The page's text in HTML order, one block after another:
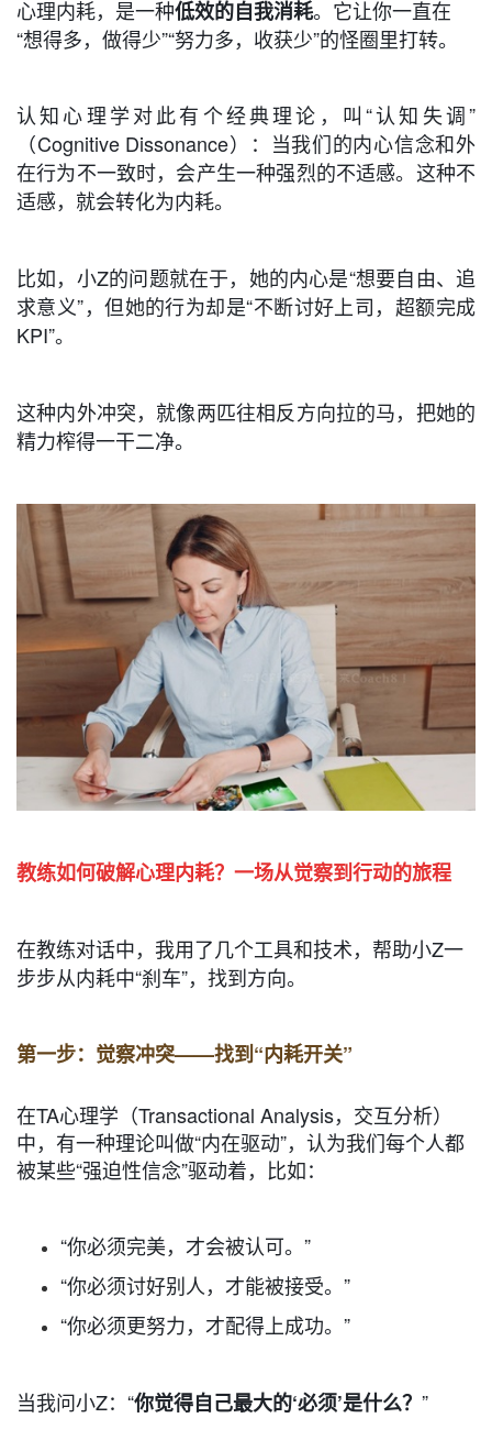
心理内耗，是一种低效的自我消耗。它让你一直在
“想得多，做得少”“努力多，收获少”的怪圈里打转。
认知心理学对此有个经典理论，叫“认知失调”
（Cognitive Dissonance）：当我们的内心信念和外
在行为不一致时，会产生一种强烈的不适感。这种不
适感，就会转化为内耗。
比如，小Z的问题就在于，她的内心是“想要自由、追
求意义”，但她的行为却是“不断讨好上司，超额完成
KPI”。
这种内外冲突，就像两匹往相反方向拉的马，把她的
精力榨得一干二净。
教练如何破解心理内耗？ 一场从觉察到行动的旅程
在教练对话中，我用了几个工具和技术，帮助小Z一
步步从内耗中“刹车”，找到方向。
第一步：觉察冲突——找到“内耗开关”
在TA心理学（Transactional Analysis，交互分析）
中，有一种理论叫做“内在驱动”，认为我们每个人都
被某些“强迫性信念”驱动着，比如：
“你必须完美，才会被认可。”
“你必须讨好别人，才能被接受。”
“你必须更努力，才配得上成功。”
当我问小Z：“你觉得自己最大的‘必须’是什么？ ”